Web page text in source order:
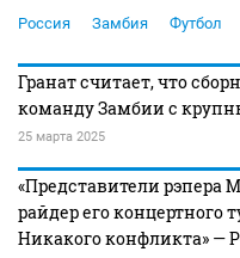
Россия Замбия Футбол
Гранат считает, что
команду Замбии с
25 марта 2025
«Представители рэпера
райдер его
Никакого конфликта» —